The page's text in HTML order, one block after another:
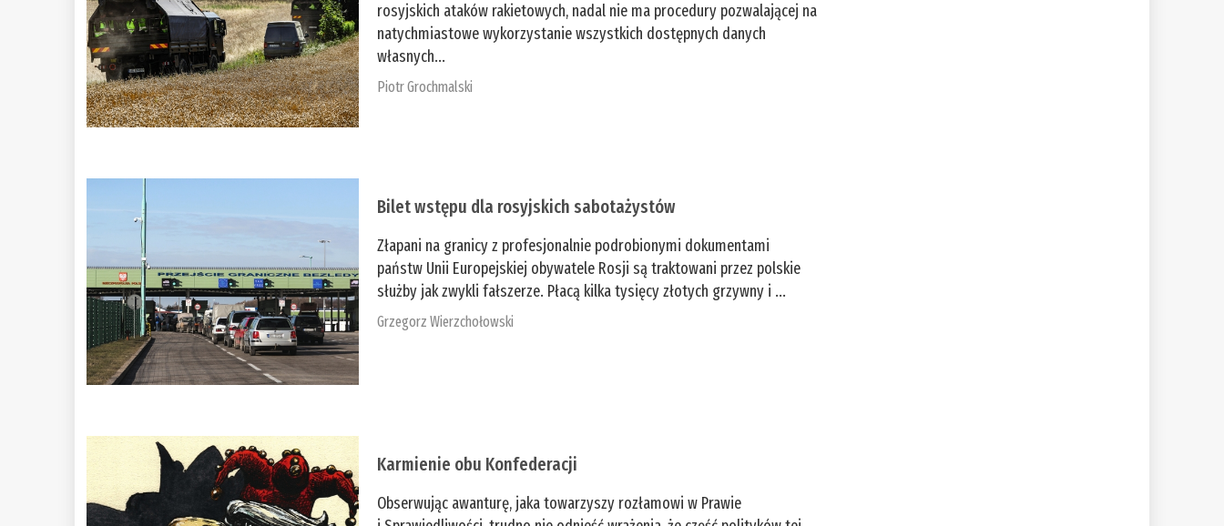
rosyjskich ataków rakietowych, nadal nie ma procedury pozwalającej na
natychmiastowe wykorzystanie wszystkich dostępnych danych
własnych...
Piotr Grochmalski
Bilet wstępu dla rosyjskich sabotażystów
Złapani na granicy z profesjonalnie podrobionymi dokumentami
państw Unii Europejskiej obywatele Rosji są traktowani przez polskie
służby jak zwykli fałszerze. Płacą kilka tysięcy złotych grzywny i ...
Grzegorz Wierzchołowski
Karmienie obu Konfederacji
Obserwując awanturę, jaka towarzyszy rozłamowi w Prawie